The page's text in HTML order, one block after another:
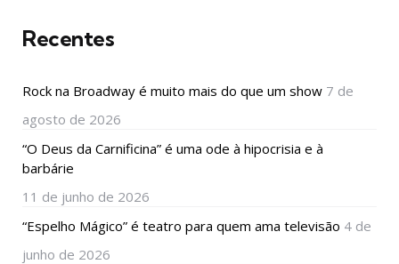
Recentes
Rock na Broadway é muito mais do que um show 7 de
agosto de 2026
“O Deus da Carnificina” é uma ode à hipocrisia e à
barbárie
11 de junho de 2026
“Espelho Mágico” é teatro para quem ama televisão 4 de
junho de 2026